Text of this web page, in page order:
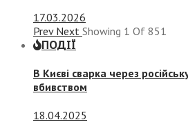
17.03.2026
Prev Next Showing 1 Of 851
ПОДІЇ
В Києві сварка через
вбивством
18.04.2025